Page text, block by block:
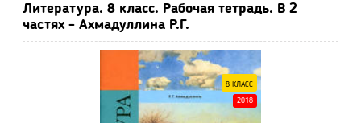
Литература. 8 класс. Рабочая тетрадь. В 2
частях - Ахмадуллина Р.Г.
8 КЛАСС
2018